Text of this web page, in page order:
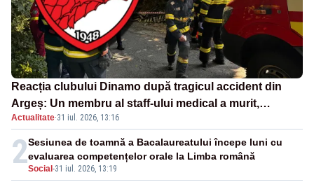
Reacția clubului Dinamo după tragicul accident din
Argeș: Un membru al staff-ului medical a murit,
antrenorul Adrian Ropotan este în spital
Actualitate·31 iul. 2026, 13:16
2Social -31 iul. 2026, 13:19
Sesiunea de toamnă a Bacalaureatului începe luni cu
evaluarea competențelor orale la Limba română